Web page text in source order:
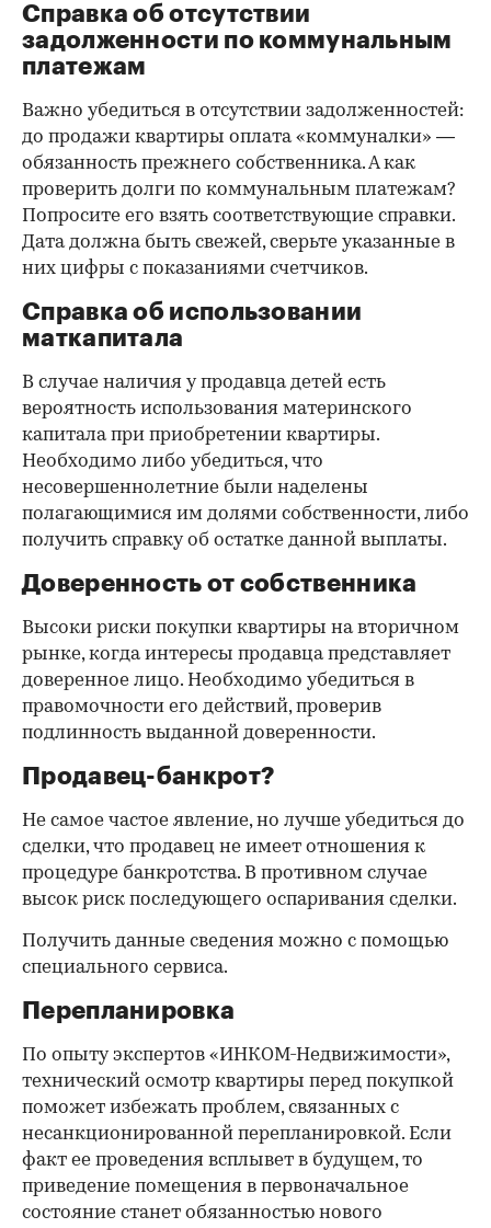
Справка об отсутствии
задолженности по коммунальным
платежам
Важно убедиться в отсутствии задолженностей:
до продажи квартиры оплата «коммуналки» —
обязанность прежнего собственника. А как
проверить долги по коммунальным платежам?
Попросите его взять соответствующие справки.
Дата должна быть свежей, сверьте указанные в
них цифры с показаниями счетчиков.
Справка об использовании
маткапитала
В случае наличия у продавца детей есть
вероятность использования материнского
капитала при приобретении квартиры.
Необходимо либо убедиться, что
несовершеннолетние были наделены
полагающимися им долями собственности, либо
получить справку об остатке данной выплаты.
Доверенность от собственника
Высоки риски покупки квартиры на вторичном
рынке, когда интересы продавца представляет
доверенное лицо. Необходимо убедиться в
правомочности его действий, проверив
подлинность выданной доверенности.
Продавец-банкрот?
Не самое частое явление, но лучше убедиться до
сделки, что продавец не имеет отношения к
процедуре банкротства. В противном случае
высок риск последующего оспаривания сделки.
Получить данные сведения можно с помощью
специального сервиса.
Перепланировка
По опыту экспертов «ИНКОМ-Недвижимости»,
технический осмотр квартиры перед покупкой
поможет избежать проблем, связанных с
несанкционированной перепланировкой. Если
факт ее проведения всплывет в будущем, то
приведение помещения в первоначальное
состояние станет обязанностью нового